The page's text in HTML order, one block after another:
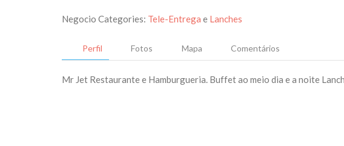
Negocio Categories: Tele-Entrega e Lanches
Perfil Fotos Mapa Comentários
Mr Jet Restaurante e Hamburgueria. Buffet ao meio dia e a noite